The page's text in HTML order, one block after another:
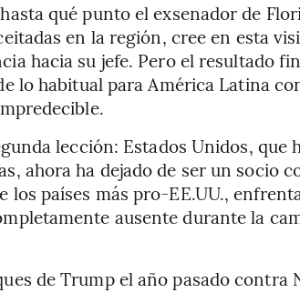
qué punto el exsenador de
en la región, cree en esta
hacia su jefe. Pero el resultado
lo habitual para América Latina
lección: Estados Unidos, que
ahora ha dejado de ser un socio
los países más pro-EE.UU.,
ausente durante la
de Trump el año pasado contra